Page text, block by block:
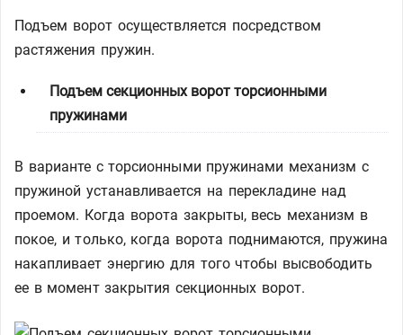
Подъем ворот осуществляется посредством
растяжения пружин.
Подъем секционных ворот торсионными
пружинами
В варианте с торсионными пружинами механизм с
пружиной устанавливается на перекладине над
проемом. Когда ворота закрыты, весь механизм в
покое, и только, когда ворота поднимаются, пружина
накапливает энергию для того чтобы высвободить
ее в момент закрытия секционных ворот.